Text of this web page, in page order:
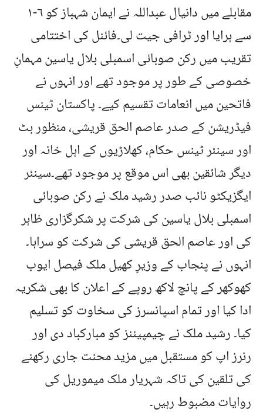
مقابلے میں دانیال عبداللہ نے ایمان شہباز کو ۶-۱
سے ہرایا اور ٹرافی جیت لی۔فائنل کی اختتامی
تقریب میں رکن صوبائی اسمبلی بلال یاسین مہمانِ
خصوصی کے طور پر موجود تھے اور انہوں نے
فاتحین میں انعامات تقسیم کیے۔ پاکستان ٹینس
فیڈریشن کے صدر عاصم الحق قریشی، منظور بٹ
اور سینئر ٹینس حکام، کھلاڑیوں کے اہل خانہ اور
دیگر شائقین بھی اس موقع پر موجود تھے۔سینئر
ایگزیکٹو نائب صدر رشید ملک نے رکن صوبائی
اسمبلی بلال یاسین کی شرکت پر شکرگزاری ظاہر
کی اور عاصم الحق قریشی کی شرکت کو سراہا۔
انہوں نے پنجاب کے وزیرِ کھیل ملک فیصل ایوب
کھوکھر کے پانچ لاکھ روپے کے اعلان کا بھی شکریہ
ادا کیا اور تمام اسپانسرز کی سخاوت کو تسلیم
کیا۔ رشید ملک نے چیمپیئنز کو مبارکباد دی اور
رنرز اپ کو مستقبل میں مزید محنت جاری رکھنے
کی تلقین کی تاکہ شہریار ملک میموریل کی
روایات مضبوط رہیں۔